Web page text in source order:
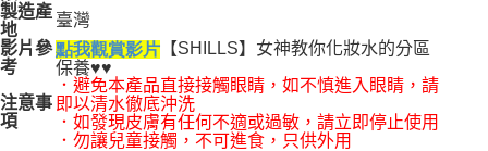
製造產
地
臺灣
影片參
考
點我觀賞影片 【SHILLS】女神教你化妝水的分區
保養♥♥
注意事
項
．避免本產品直接接觸眼睛，如不慎進入眼睛，請
即以清水徹底沖洗
．如發現皮膚有任何不適或過敏，請立即停止使用
．勿讓兒童接觸，不可進食，只供外用